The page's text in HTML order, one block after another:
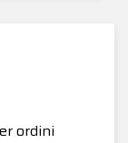
ordini